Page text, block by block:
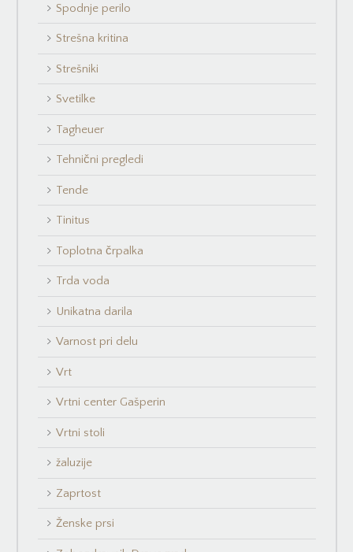
Spodnje perilo
Strešna kritina
Strešniki
Svetilke
Tagheuer
Tehnični pregledi
Tende
Tinitus
Toplotna črpalka
Trda voda
Unikatna darila
Varnost pri delu
Vrt
Vrtni center Gašperin
Vrtni stoli
žaluzije
Zaprtost
Ženske prsi